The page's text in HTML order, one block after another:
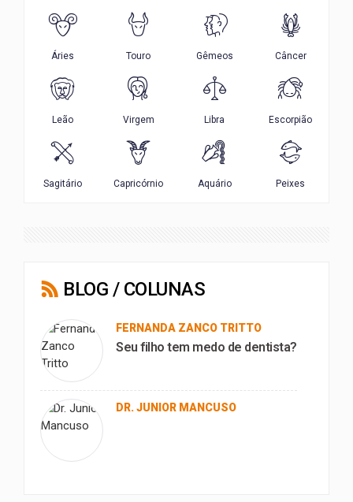
BLOG / COLUNAS
FERNANDA ZANCO TRITTO
Seu filho tem medo de dentista?
DR. JUNIOR MANCUSO